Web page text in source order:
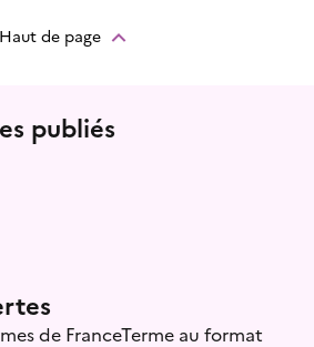
Haut de page
publiés
de FranceTerme au format